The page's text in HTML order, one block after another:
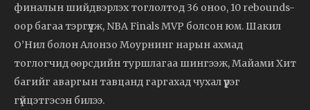
финалын шийдвэрлэх тоглолтод 36 оноо, 10 rebounds-
оор багаа тэргүүлж, NBA Finals MVP болсон юм. Шакил
О’Нил болон Алонзо Моурнинг нарын ахмад
тоглогчид өөрсдийн туршлагаа шингээж, Майами Хит
багийг аваргын тавцанд гаргахад чухал үүрэг
гүйцэтгэсэн билээ.